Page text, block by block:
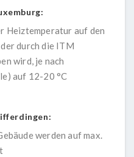
Heiztemperatur auf den
durch die ITM
wird, je nach
auf 12-20 °C
werden auf max.